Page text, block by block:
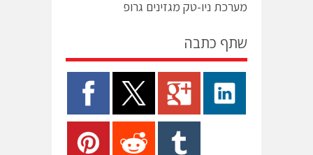
מערכת ניו-טק מגזינים גרופ
שתף כתבה